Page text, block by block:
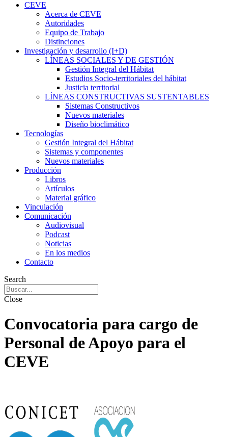
CEVE
Acerca de CEVE
Autoridades
Equipo de Trabajo
Distinciones
Investigación y desarrollo (I+D)
LÍNEAS SOCIALES Y DE GESTIÓN
Gestión Integral del Hábitat
Estudios Socio-territoriales del hábitat
Justicia territorial
LÍNEAS CONSTRUCTIVAS SUSTENTABLES
Sistemas Constructivos
Nuevos materiales
Diseño bioclimático
Tecnologías
Gestión Integral del Hábitat
Sistemas y componentes
Nuevos materiales
Producción
Libros
Artículos
Material gráfico
Vinculación
Comunicación
Audiovisual
Podcast
Noticias
En los medios
Contacto
Search
Close
Convocatoria para cargo de
Personal de Apoyo para el
CEVE